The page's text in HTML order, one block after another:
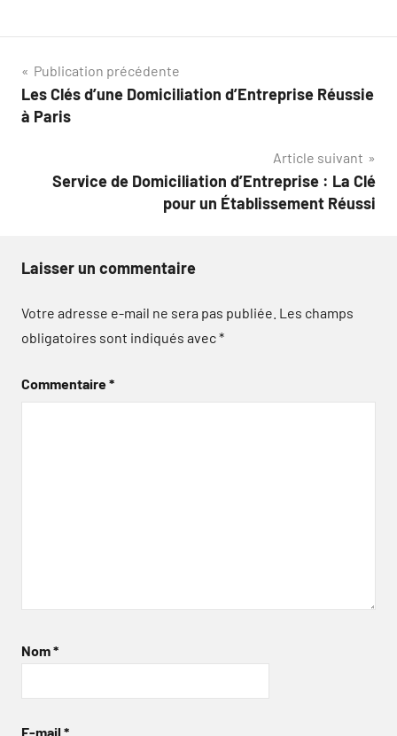
Navigation
de
Publication précédente
Les Clés d’une Domiciliation d’Entreprise Réussie
à Paris
Article suivant
Service de Domiciliation d’Entreprise : La Clé
pour un Établissement Réussi
Laisser un commentaire
Votre adresse e-mail ne sera pas publiée. Les champs
obligatoires sont indiqués avec*
Commentaire*
Nom*
E-mail *